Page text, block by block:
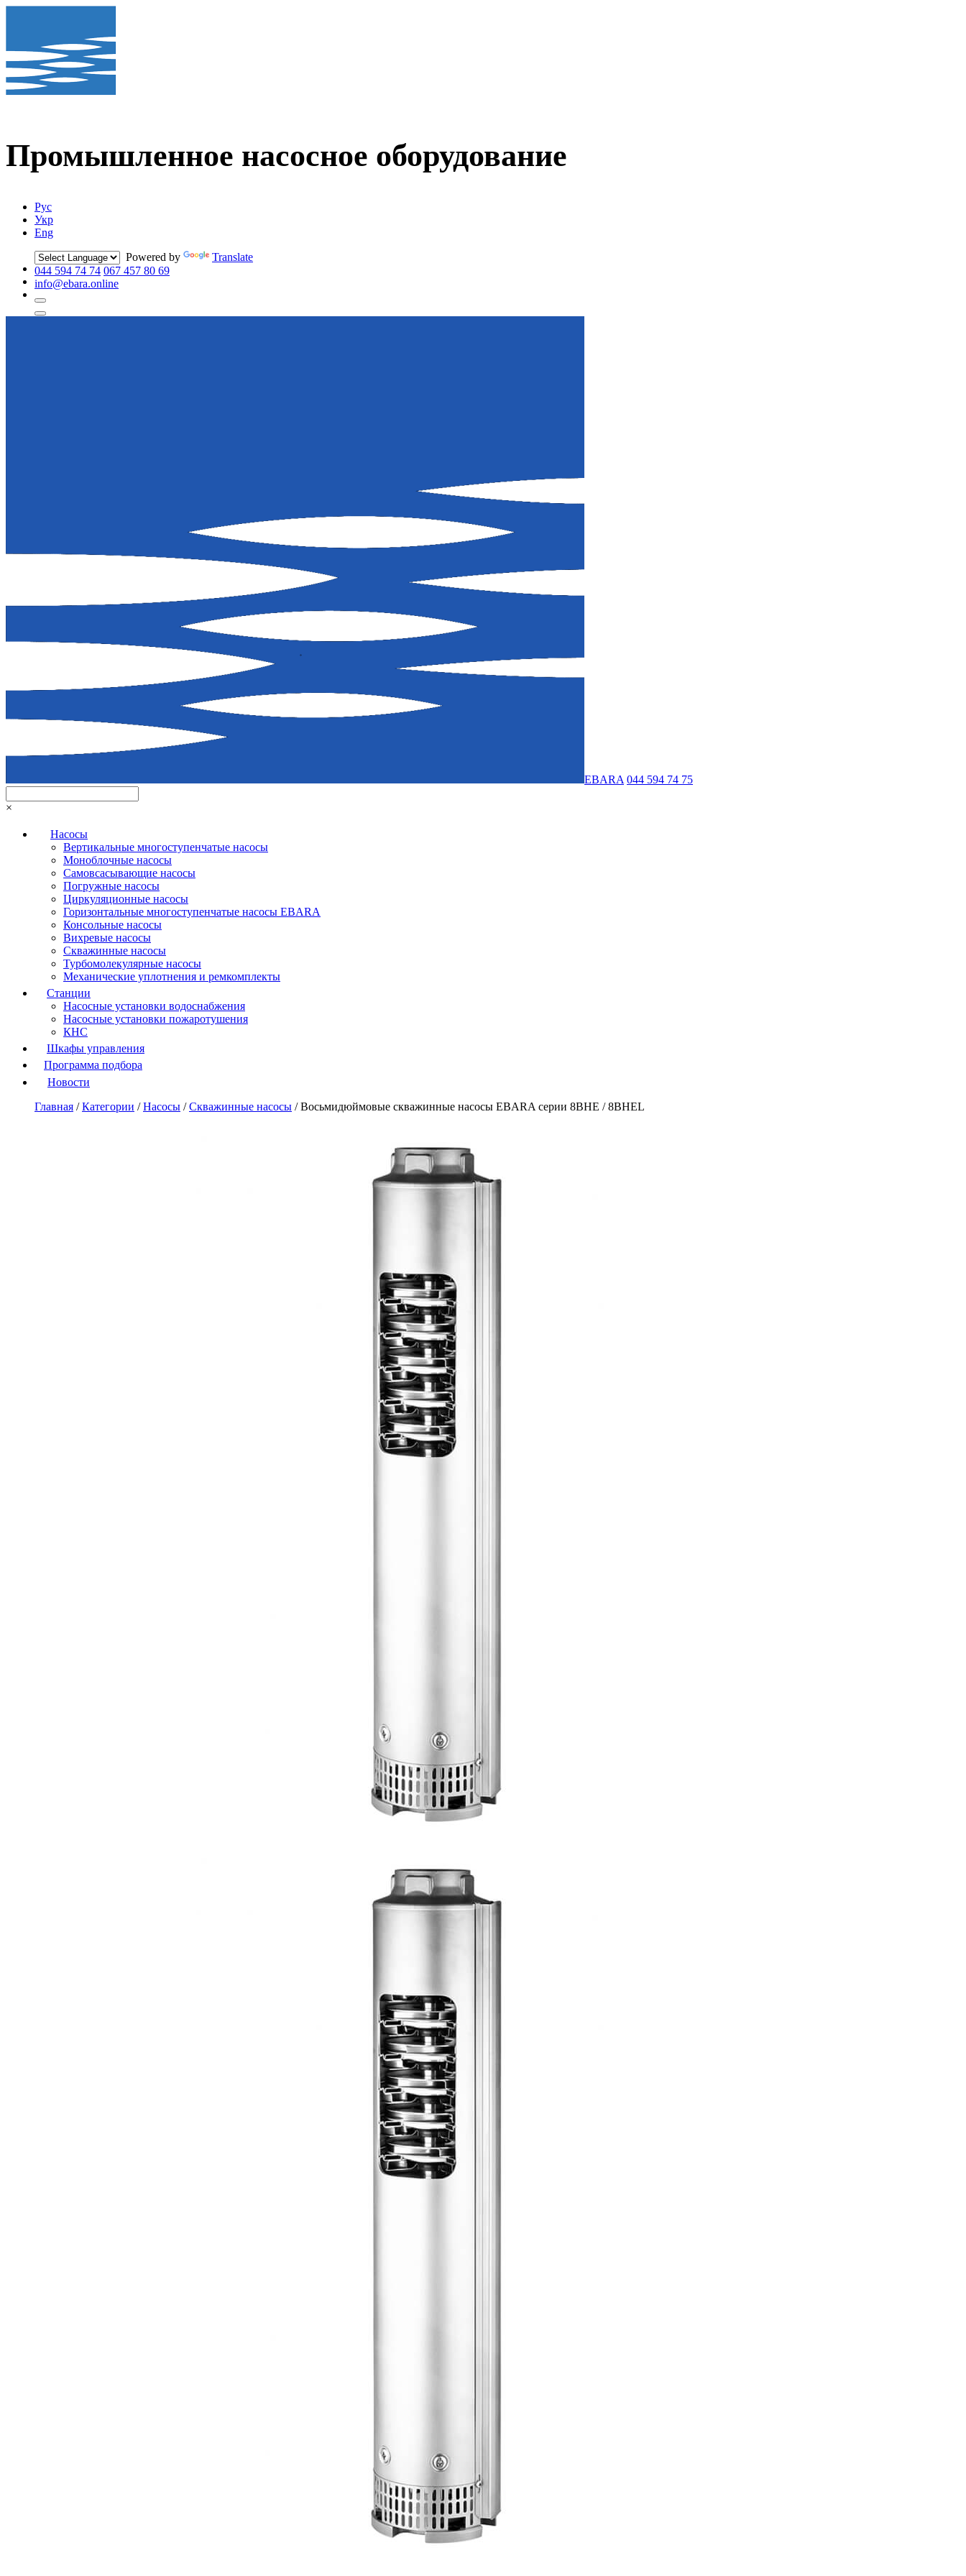
Промышленное насосное оборудование
Рус
Укр
Eng
Powered by
Translate
044 594 74 74 067 457 80 69
info@ebara.online
EBARA 044 594 74 75
×
Насосы
Вертикальные многоступенчатые насосы
Моноблочные насосы
Самовсасывающие насосы
Погружные насосы
Циркуляционные насосы
Горизонтальные многоступенчатые насосы EBARA
Консольные насосы
Вихревые насосы
Скважинные насосы
Турбомолекулярные насосы
Механические уплотнения и ремкомплекты
Станции
Насосные установки водоснабжения
Насосные установки пожаротушения
КНС
Шкафы управления
Программа подбора
Новости
Главная /Категории /Насосы /Скважинные насосы /Восьмидюймовые скважинные насосы EBARA серии 8BHE / 8BHEL